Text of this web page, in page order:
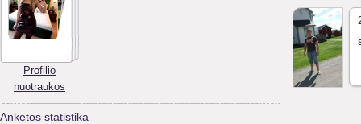
Profilio
nuotraukos
Anketos statistika